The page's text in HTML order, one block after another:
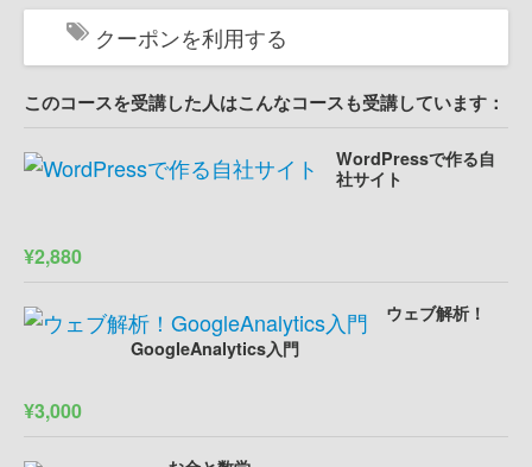
クーポンを利用する
このコースを受講した人はこんなコースも受講しています：
WordPressで作る自
社サイト
¥2,880
ウェブ解析！
GoogleAnalytics入門
¥3,000